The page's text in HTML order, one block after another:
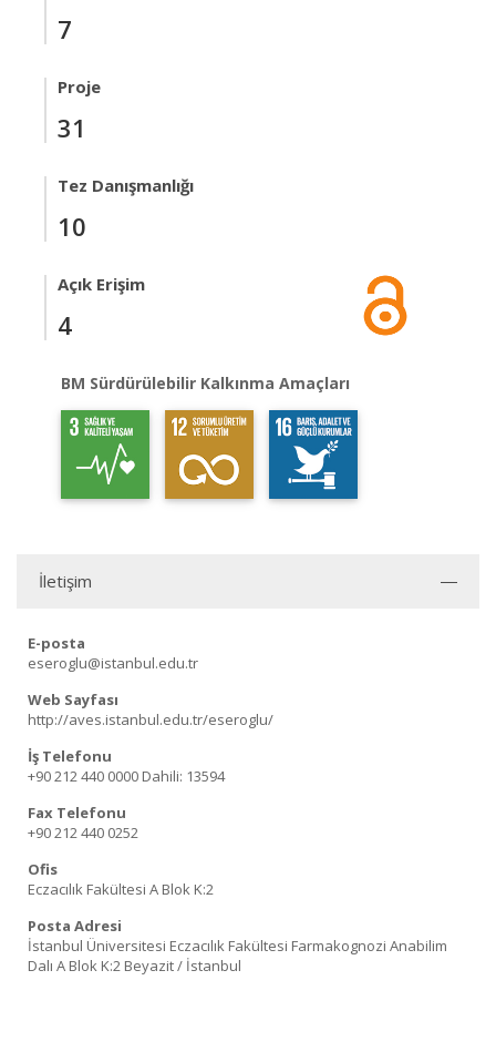
7
Proje
31
Tez Danışmanlığı
10
Açık Erişim
4
BM Sürdürülebilir Kalkınma Amaçları
İletişim
E-posta
eseroglu@istanbul.edu.tr
Web Sayfası
http://aves.istanbul.edu.tr/eseroglu/
İş Telefonu
+90 212 440 0000 Dahili: 13594
Fax Telefonu
+90 212 440 0252
Ofis
Eczacılık Fakültesi A Blok K:2
Posta Adresi
İstanbul Üniversitesi Eczacılık Fakültesi Farmakognozi Anabilim
Dalı A Blok K:2 Beyazit / İstanbul